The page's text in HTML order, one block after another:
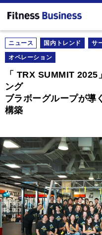
ニュース 国内トレンド サ
オペレーション
「 TRX SUMMIT
ング
ブラボーグループが導
構築